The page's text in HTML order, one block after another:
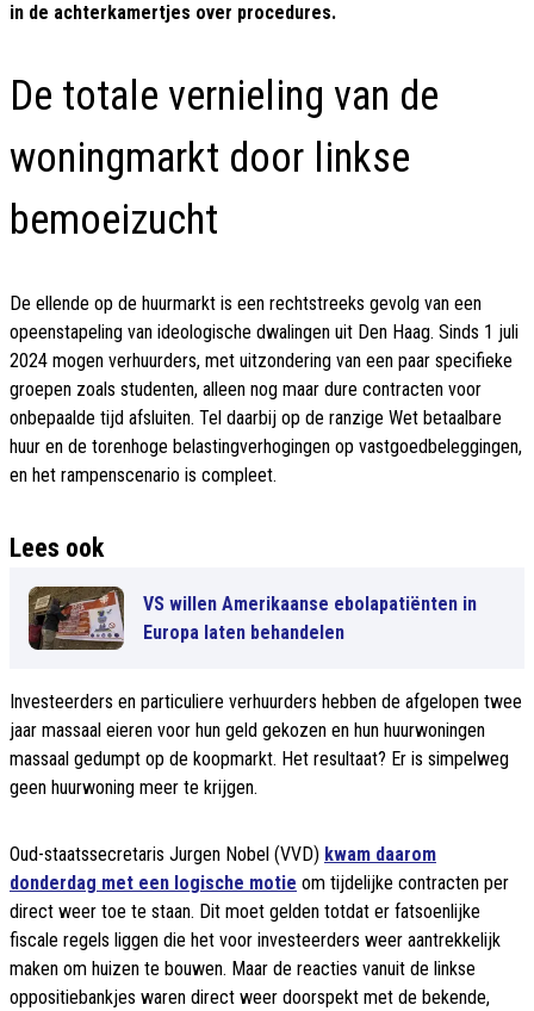
in de achterkamertjes over procedures.
De totale vernieling van de
woningmarkt door linkse
bemoeizucht
De ellende op de huurmarkt is een rechtstreeks gevolg van een
opeenstapeling van ideologische dwalingen uit Den Haag. Sinds 1 juli
2024 mogen verhuurders, met uitzondering van een paar specifieke
groepen zoals studenten, alleen nog maar dure contracten voor
onbepaalde tijd afsluiten. Tel daarbij op de ranzige Wet betaalbare
huur en de torenhoge belastingverhogingen op vastgoedbeleggingen,
en het rampenscenario is compleet.
Lees ook
VS willen Amerikaanse ebolapatiënten in
Europa laten behandelen
Investeerders en particuliere verhuurders hebben de afgelopen twee
jaar massaal eieren voor hun geld gekozen en hun huurwoningen
massaal gedumpt op de koopmarkt. Het resultaat? Er is simpelweg
geen huurwoning meer te krijgen.
Oud-staatssecretaris Jurgen Nobel (VVD) kwam daarom
donderdag met een logische motie om tijdelijke contracten per
direct weer toe te staan. Dit moet gelden totdat er fatsoenlijke
fiscale regels liggen die het voor investeerders weer aantrekkelijk
maken om huizen te bouwen. Maar de reacties vanuit de linkse
oppositiebankjes waren direct weer doorspekt met de bekende,